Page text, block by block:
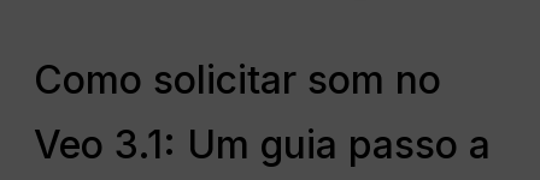
Como solicitar som no
Veo 3.1: Um guia passo a